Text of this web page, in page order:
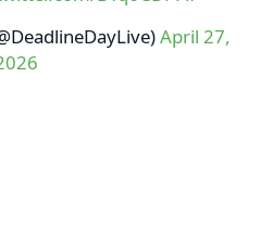
April 27,